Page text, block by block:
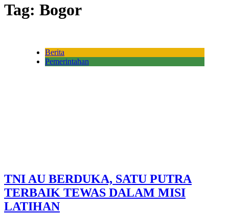
Tag: Bogor
Berita
Pemerintahan
TNI AU BERDUKA, SATU PUTRA
TERBAIK TEWAS DALAM MISI
LATIHAN